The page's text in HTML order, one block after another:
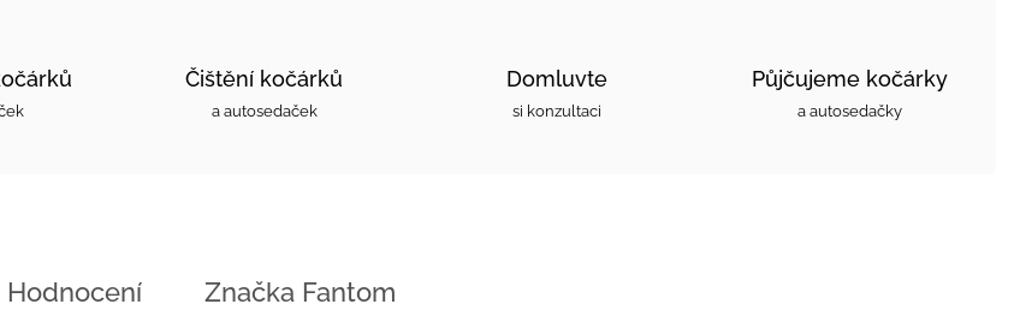
Čištění kočárků
a autosedaček
Domluvte
si konzultaci
Půjčujeme kočárky
a autosedačky
Hodnocení Značka Fantom